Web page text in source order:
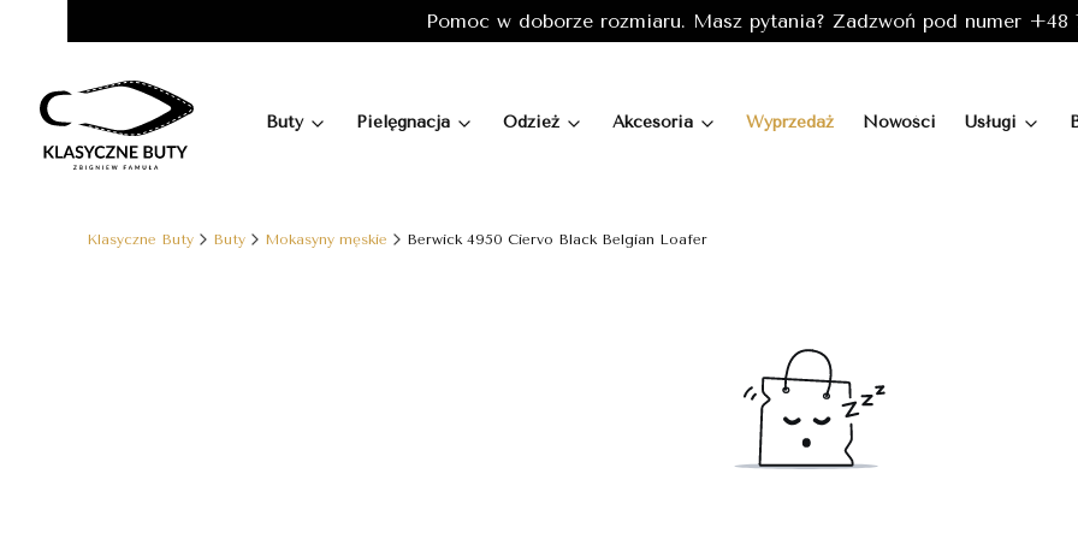
Pomoc w doborze rozmiaru. Masz pytania? Zadzwoń pod numer +48
Buty Pielęgnacja Odzież Akcesoria Wyprzedaż Nowości Usługi
Klasyczne Buty Buty Mokasyny męskie Berwick 4950 Ciervo Black Belgian Loafer